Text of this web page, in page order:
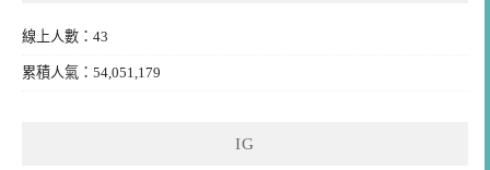
線上人數：43
累積人氣：54,051,179
IG